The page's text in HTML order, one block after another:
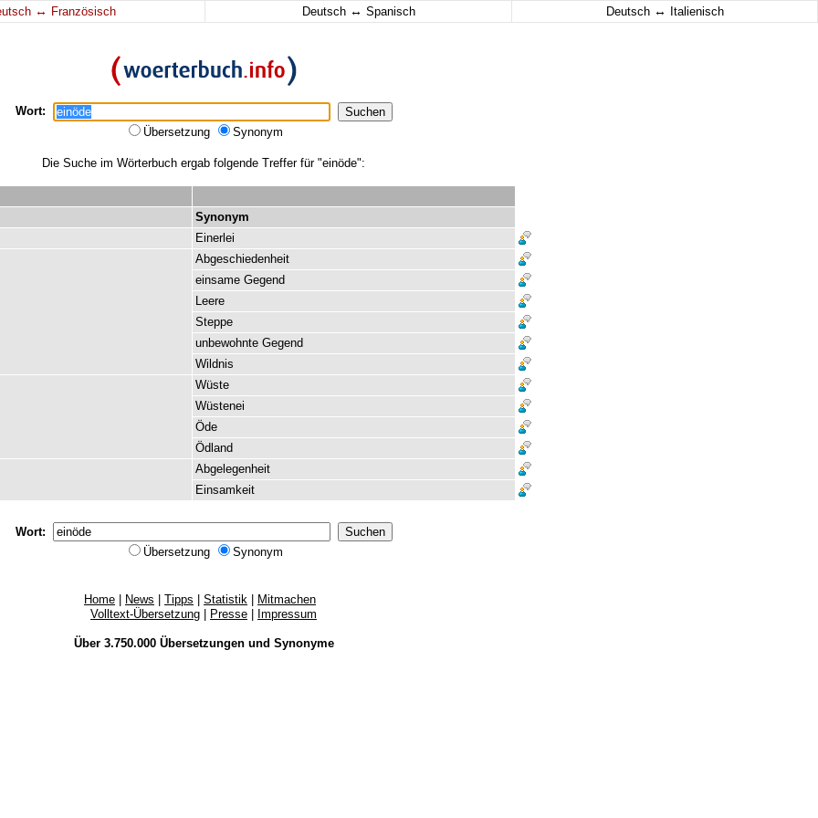
↔ Französisch Deutsch ↔ Spanisch Deutsch ↔ Italienisch
Wort:
Übersetzung
Synonym
Die Suche im Wörterbuch ergab folgende Treffer für "einöde":
Synonym
Einerlei
Abgeschiedenheit
einsame Gegend
Leere
Steppe
unbewohnte Gegend
Wildnis
Wüste
Wüstenei
Öde
Ödland
Abgelegenheit
Einsamkeit
Wort:
Übersetzung
Synonym
Home News Tipps Statistik
Mitmachen
Volltext-Übersetzung
Presse Impressum
Über 3.750.000 Übersetzungenund Synonyme